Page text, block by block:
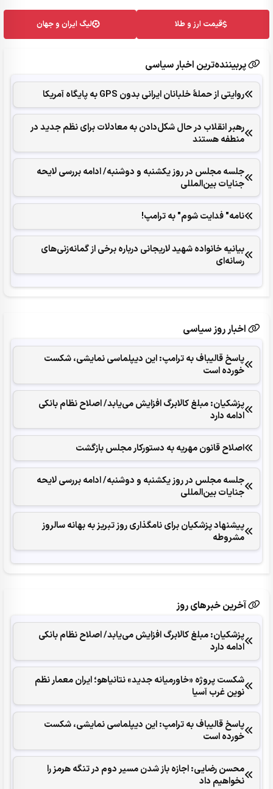
قیمت ارز و طلا لیگ ایران و جهان
پربیننده‌ترین اخبار سیاسی
روایتی از حملۀ خلبانان ایرانی بدون GPS به پایگاه آمریکا
رهبر انقلاب در حال شکل‌‌دادن به معادلات برای نظم جدید در
منطفه هستند
جلسه مجلس در روز یکشنبه و دوشنبه/ ادامه بررسی لایحه
جنایات بین‌المللی
نامه" فدایت شوم" به ترامپ!
بیانیه خانواده شهید لاریجانی درباره برخی از گمانه‌زنی‌های
رسانه‌ای
اخبار روز سیاسی
پاسخ قالیباف به ترامپ: این دیپلماسی نمایشی، شکست
خورده است
پزشکیان: مبلغ کالابرگ افزایش می‌یابد/ اصلاح نظام بانکی
ادامه دارد
اصلاح قانون مهریه به دستورکار مجلس بازگشت
جلسه مجلس در روز یکشنبه و دوشنبه/ ادامه بررسی لایحه
جنایات بین‌المللی
پیشنهاد پزشکیان برای نامگذاری روز تبریز به بهانه سالروز
مشروطه
آخرین خبرهای روز
پزشکیان: مبلغ کالابرگ افزایش می‌یابد/ اصلاح نظام بانکی
ادامه دارد
شکست پروژه «خاورمیانه جدید» نتانیاهو؛ ایران معمار نظم
نوین غرب آسیا
پاسخ قالیباف به ترامپ: این دیپلماسی نمایشی، شکست
خورده است
محسن رضایی: اجازه باز شدن مسیر دوم در تنگه هرمز را
نخواهیم داد